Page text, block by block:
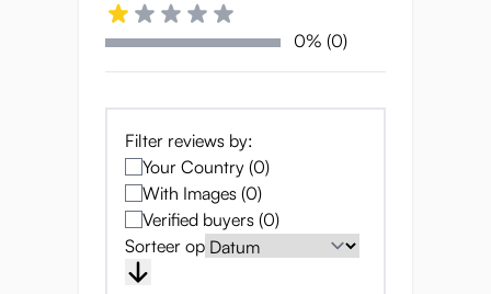
haar zou doen.
Buitenaards plezier met
unieke luchtkamers
De Prinz Eugen onahip is niet zomaar een
seksspeeltje. Elke centimeter is zorgvuldig
ontworpen om ongelooflijk realisme en
comfort te bereiken, zodat je kunt
klaarkomen als nooit tevoren. Met een
gewicht van 5 kg en een breedte van 26 cm
0% (0)
Filter reviews by:
Your Country (0)
With Images (0)
Verified buyers (0)
Sorteer op